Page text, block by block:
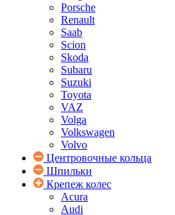
Porsche
Renault
Saab
Scion
Skoda
Subaru
Suzuki
Toyota
VAZ
Volga
Volkswagen
Volvo
Центровочные кольца
Шпильки
Крепеж колес
Acura
Audi